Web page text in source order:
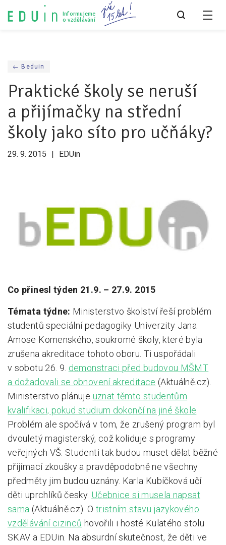
Informujeme
o vzdělávání
Všechny články
Všechny články
Analýzy
Audit vzdělávacího systému
Tiskové zprávy
Pro média
Pro zřizovatele
Kápézetka - průvodce pro zřizovatele
O nás
Partneři a dárci
Kontakty
← Beduin
Praktické školy se neruší
a přijímačky na střední
školy jako síto pro učňáky?
29. 9. 2015 EDUin
Co přinesl týden 21.9. – 27.9. 2015
Témata týdne: Ministerstvo školství řeší problém
studentů speciální pedagogiky Univerzity Jana
Amose Komenského, soukromé školy, které byla
zrušena akreditace tohoto oboru. Ti uspořádali
v sobotu 26. 9. demonstraci před budovou MŠMT
a dožadovali se obnovení akreditace (Aktuálně.cz).
Ministerstvo plánuje uznat těmto studentům
kvalifikaci, pokud studium dokončí na jiné škole
Problém ale spočívá v tom, že zrušený program byl
dvouletý magisterský, což koliduje s programy
veřejných VŠ. Studenti tak budou muset dělat běžné
přijímací zkoušky a pravděpodobně ne všechny
předměty jim budou uznány. Karla Kubíčková učí
děti uprchlíků česky. Učebnice si musela napsat
sama (Aktuálně.cz). O tristním stavu jazykového
vzdělávání cizinců hovořili i hosté Kulatého stolu
SKAV a EDUin. Na absurdní skutečnost, že děti ve